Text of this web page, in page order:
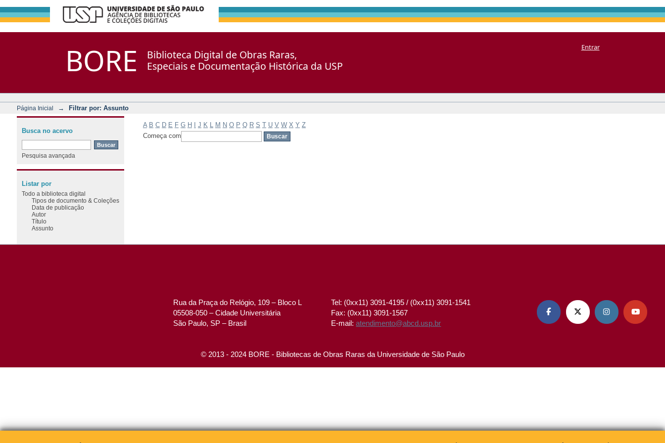
BORE
Biblioteca Digital de Obras Raras,
Especiais e Documentação Histórica da USP
Entrar
Página Inicial → Filtrar por: Assunto
A B C D E F G H J K M N O P Q R S T U V W X Y Z
Começa com
Busca no acervo
Pesquisa avançada
Listar por
Todo a biblioteca digital
Tipos de documento & Coleções
Data de publicação
Autor
Título
Assunto
Rua da Praça do Relógio, 109 – Bloco L
05508-050 – Cidade Universitária
São Paulo, SP – Brasil
Tel: (0xx11) 3091-4195 / (0xx11) 3091-1541
Fax: (0xx11) 3091-1567
E-mail:atendimento@abcd.usp.br
   
© 2013 - 2024 BORE - Bibliotecas de Obras Raras da Universidade de São Paulo